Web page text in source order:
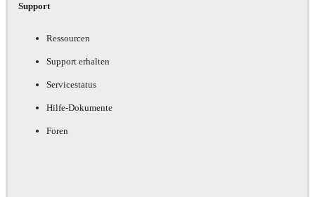
Support
Ressourcen
Support erhalten
Servicestatus
Hilfe-Dokumente
Foren